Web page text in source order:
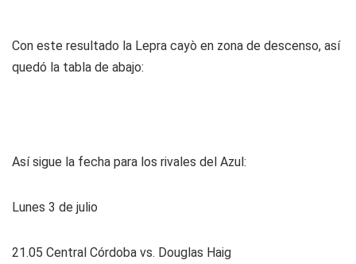
Con este resultado la Lepra cayò en zona de descenso, así
quedó la tabla de abajo:
Así sigue la fecha para los rivales del Azul:
Lunes 3 de julio
21.05 Central Córdoba vs. Douglas Haig